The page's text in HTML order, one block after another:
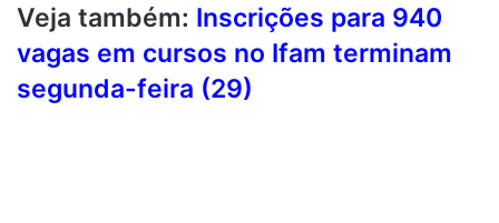
Veja também: Inscrições para 940
vagas em cursos no Ifam terminam
segunda-feira (29)